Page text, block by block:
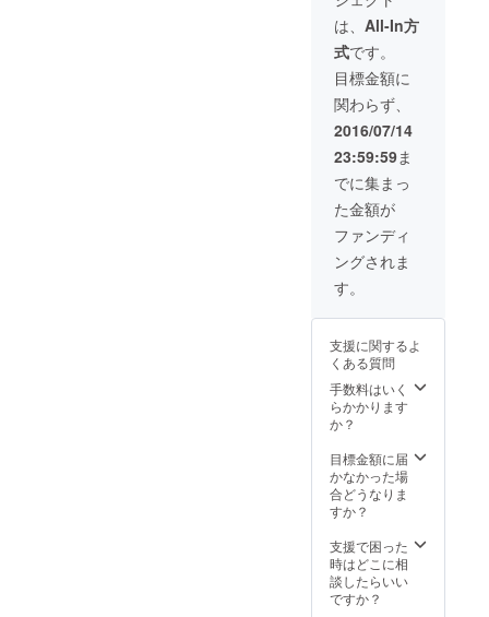
制のサービスと
なります。後
日、予約方法を
ご案内いたしま
すので、事前の
ご予約おねがい
いたします ・ご
予約を無断キャ
ンセルされた場
合、以降ご予約
いただけなくな
る場合がござい
ますのでご注意
ください ・参謀
Barの住所（新
宿三丁目）は、
支援いただいた
と取締役の高梨
の２名が１時間
コンサルティン
グをさせていた
だきます（ジャ
ンル不問） ・相
談内容に関しま
しては事前にお
・コンサルティ
ング後、参謀
BARにて飲み放
題とさせていた
だきます ・予約
制のサービスと
なります。後
日、予約方法を
ご案内いたしま
すので、事前の
ご予約おねがい
いたします ・ご
予約を無断キャ
ンセルされた場
合、以降ご予約
いただけなくな
ますのでご注意
ください ・参謀
Barの住所（新
宿三丁目）は、
方に個別にご案
内いたします
は、 All-In方
式です。
目標金額に
関わらず、
2016/07/14
23:59:59ま
でに集まっ
た金額が
ファンディ
ングされま
す。
支援に関するよ
くある質問
手数料はいく
らかかります
か？
目標金額に届
かなかった場
合どうなりま
すか？
支援で困った
時はどこに相
談したらいい
ですか？